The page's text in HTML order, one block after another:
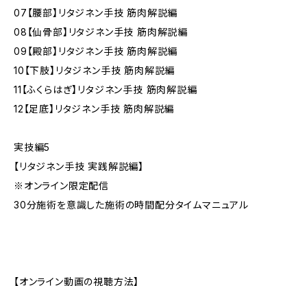
07【腰部】リタジネン手技 筋肉解説編
08【仙骨部】リタジネン手技 筋肉解説編
09【殿部】リタジネン手技 筋肉解説編
10【下肢】リタジネン手技 筋肉解説編
11【ふくらはぎ】リタジネン手技 筋肉解説編
12【足底】リタジネン手技 筋肉解説編
実技編5
【リタジネン手技 実践解説編】
※オンライン限定配信
30分施術を意識した施術の時間配分タイムマニュアル
【オンライン動画の視聴方法】